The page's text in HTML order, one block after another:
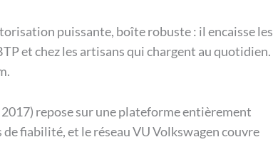
puissante, boîte robuste : il encaisse les
et chez les artisans qui chargent au quotidien.
repose sur une plateforme entièrement
fiabilité, et le réseau VU Volkswagen couvre